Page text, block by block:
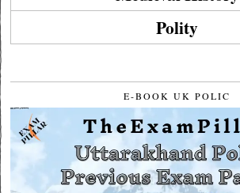
Polity
E-BOOK UK POLIC